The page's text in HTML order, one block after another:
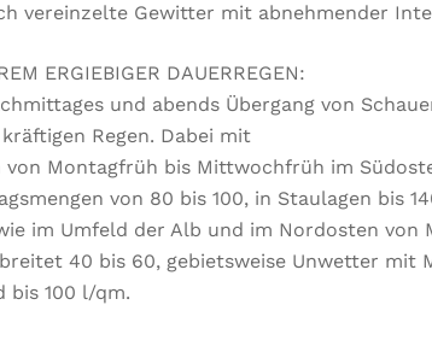
vereinzelte Gewitter mit abnehmender
ERGIEBIGER DAUERREGEN:
und abends Übergang von
Regen. Dabei mit
von Montagfrüh bis Mittwochfrüh im
von 80 bis 100, in Staulagen bis
im Umfeld der Alb und im Nordosten von
40 bis 60, gebietsweise Unwetter mit
bis 100 l/qm.